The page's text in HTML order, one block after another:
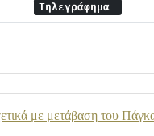
Τηλεγράφημα
με μετάβαση του